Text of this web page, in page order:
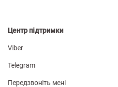
Центр підтримки
Viber
Telegram
Передзвоніть мені